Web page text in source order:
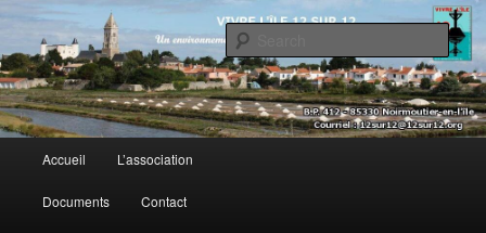
Vivre l’île 12 sur 12
Skip to primary content
Skip to secondary content
Accueil L’association
Documents Contact